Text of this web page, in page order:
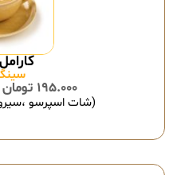
‎کارامل ماکیاتو
195.000 تومان
(شات اسپرسو